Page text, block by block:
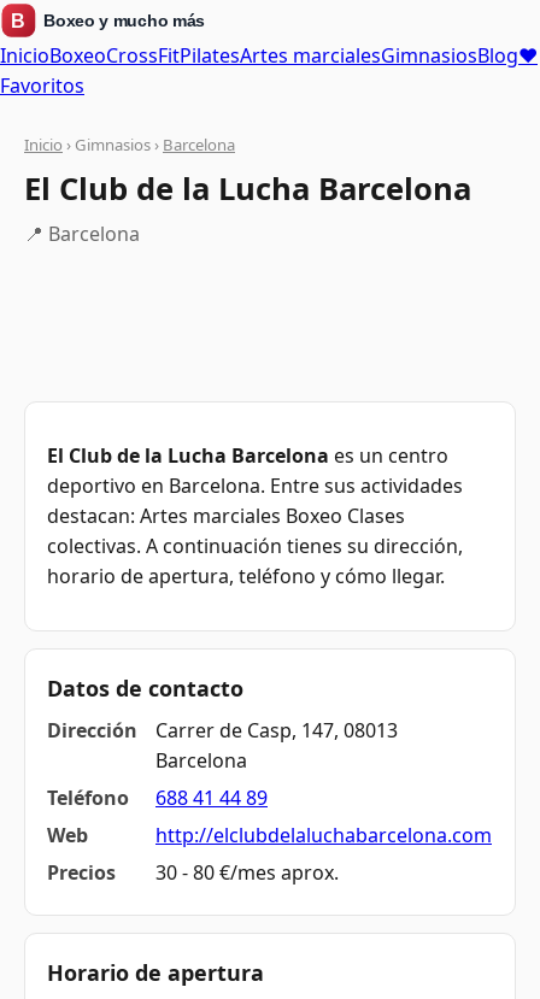
InicioBoxeoCrossFitPilatesArtes marcialesGimnasiosBlog❤
Favoritos
Inicio › Gimnasios › Barcelona
El Club de la Lucha Barcelona
📍 Barcelona
El Club de la Lucha Barcelona es un centro
deportivo en Barcelona. Entre sus actividades
destacan: Artes marciales Boxeo Clases
colectivas. A continuación tienes su dirección,
horario de apertura, teléfono y cómo llegar.
Datos de contacto
Dirección
Carrer de Casp, 147, 08013
Barcelona
Teléfono
688 41 44 89
Web
http://elclubdelaluchabarcelona.com
Precios
30 - 80 €/mes aprox.
Horario de apertura